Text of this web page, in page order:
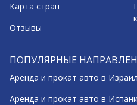
Карта стран
Отзывы
ПОПУЛЯРНЫЕ
Аренда и прокат авто в
Аренда и прокат авто в